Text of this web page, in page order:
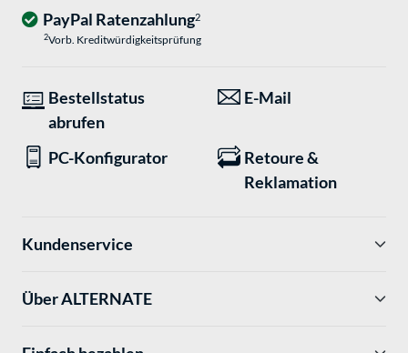
PayPal Ratenzahlung2
2Vorb. Kreditwürdigkeitsprüfung
Bestellstatus
abrufen
E-Mail
PC-Konfigurator
Retoure &
Reklamation
Kundenservice
Über ALTERNATE